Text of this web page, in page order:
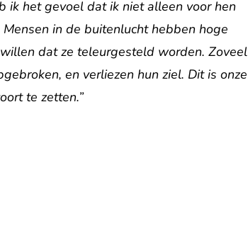
ik het gevoel dat ik niet alleen voor hen
in de buitenlucht hebben hoge
dat ze teleurgesteld worden. Zoveel
en verliezen hun ziel. Dit is onze
te zetten.”